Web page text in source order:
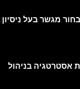
מגשר בעל ניסיון
אסטרטגיה בניהול